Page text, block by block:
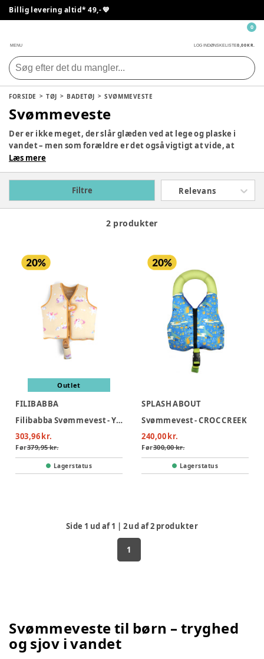
Billig levering altid* 49,- 💙
MENU LOG INDØNSKELISTE0,00 KR.
0
FORSIDE TØJ BADETØJ SVØMMEVESTE
Svømmeveste
Der er ikke meget, der slår glæden ved at lege og plaske i
vandet – men som forældre er det også vigtigt at vide, at
børnene er sikre. Med en svømmevest til børn kan du give
verden, og samtidig skabe en sjov og bekymringsfri
oplevelse. En svømmevest er en ideel løsning, når dit barn
skal lære at svømme, lege i poolen eller være med på
Læs mere
Filtre Relevans
2 produkter
Outlet
FILIBABBA
Filibabba Svømmevest - Yellow
303,96 kr.
Før379,95 kr.
Lagerstatus
SPLASH ABOUT
Svømmevest - CROC CREEK
240,00 kr.
Før300,00 kr.
Lagerstatus
Side 1 ud af1 | 2ud af2 produkter
1
Svømmeveste til børn – tryghed
og sjov i vandet